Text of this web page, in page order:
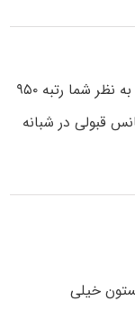
سلام و عرض احترام و تشکر از سایت خوبتان به نظر شما رتبه ۹۵۰
با آخرین رتبه مجاز ۲۵۱۷ شانس قبولی در شبانه
خیلی